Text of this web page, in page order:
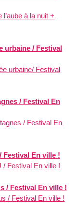
à la nuit +
urbaine / Festival
urbaine/ Festival
/ Festival En
/ Festival En
Festival En ville !
/ Festival En ville !
/ Festival En ville !
/ Festival En ville !